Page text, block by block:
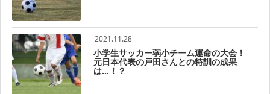
2021.11.28
小学生サッカー弱小チーム運命の大会！
元日本代表の戸田さんとの特訓の成果
は…！？